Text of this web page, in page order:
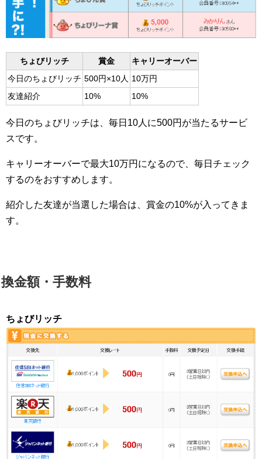
ちょびリッチ 賞金
キャリーオーバー
今日のちょびリッチ 500円×10人 10万円
友達紹介
10% 10%
今日のちょびリッチは、毎日10人に500円が当たるサービ
スです。
キャリーオーバーで最大10万円になるので、毎日チェック
するのをおすすめします。
紹介した友達が当選した場合は、賞金の10%が入ってきま
す。
換金額・手数料
ちょびリッチ